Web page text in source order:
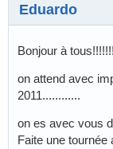
Eduardo
Bonjour à
on attend avec
2011............
on es avec vous
Faite une